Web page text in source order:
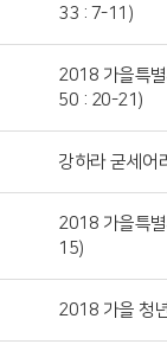
33 : 7-11)
2018 가을특
50 : 20-21)
강하라 굳세어
2018 가을특
15)
2018 가을 청